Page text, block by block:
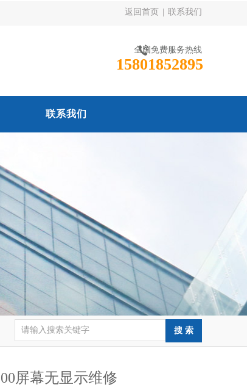
返回首页 联系我们
全国免费服务热线
15801852895
联系我们
屏幕无显示维修